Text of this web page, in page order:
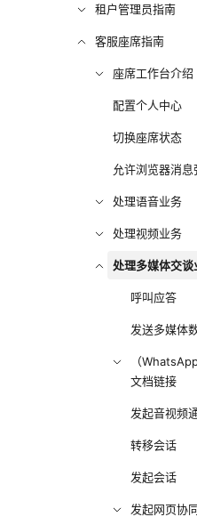
租户管理员指南
客服座席指南
座席工作台介绍
配置个人中心
切换座席状态
允许浏览器消息
处理语音业务
处理视频业务
处理多媒体交谈
呼叫应答
发送多媒体
（
文档链接
发起音视频
转移会话
发起会话
发起网页协